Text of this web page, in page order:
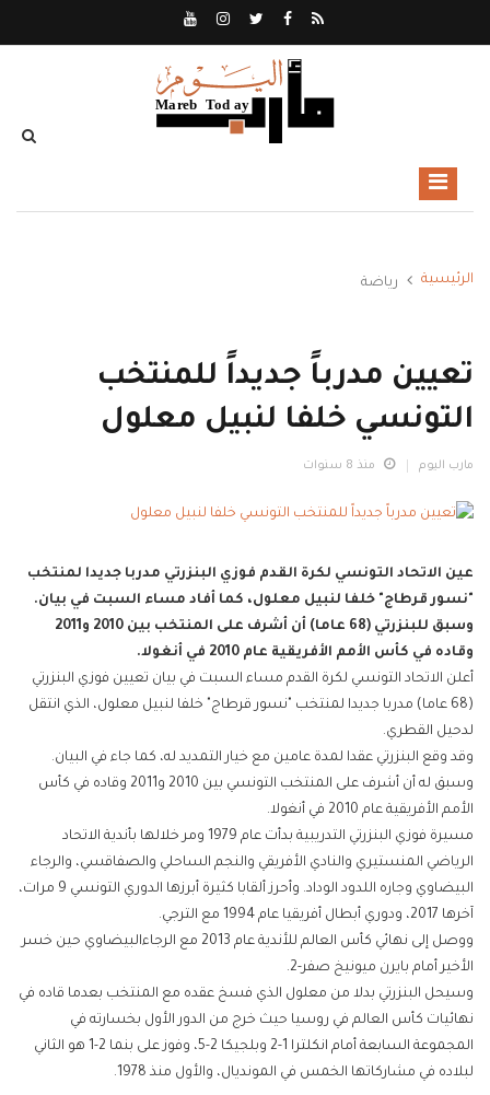
الرئيسية رياضة
تعيين مدرباً جديداً للمنتخب
التونسي خلفا لنبيل معلول
مارب اليوم منذ 8 سنوات
عين الاتحاد التونسي لكرة القدم فوزي البنزرتي مدربا جديدا لمنتخب
"نسور قرطاج" خلفا لنبيل معلول، كما أفاد مساء السبت في بيان.
وسبق للبنزرتي (68 عاما) أن أشرف على المنتخب بين 2010 و2011
وقاده في كأس الأمم الأفريقية عام 2010 في أنغولا.
أعلن الاتحاد التونسي لكرة القدم مساء السبت في بيان تعيين فوزي البنزرتي
(68 عاما) مدربا جديدا لمنتخب "نسور قرطاج" خلفا لنبيل معلول، الذي انتقل
لدحيل القطري.
وقد وقع البنزرتي عقدا لمدة عامين مع خيار التمديد له، كما جاء في البيان.
وسبق له أن أشرف على المنتخب التونسي بين 2010 و2011 وقاده في كأس
الأمم الأفريقية عام 2010 في أنغولا.
مسيرة فوزي البنزرتي التدريبية بدأت عام 1979 ومر خلالها بأندية الاتحاد
الرياضي المنستيري والنادي الأفريقي والنجم الساحلي والصفاقسي، والرجاء
البيضاوي وجاره اللدود الوداد. وأحرز ألقابا كثيرة أبرزها الدوري التونسي 9 مرات،
آخرها 2017، ودوري أبطال أفريقيا عام 1994 مع الترجي.
ووصل إلى نهائي كأس العالم للأندية عام 2013 مع الرجاءالبيضاوي حين خسر
الأخير أمام بايرن ميونيخ صفر-2.
وسيحل البنزرتي بدلا من معلول الذي فسخ عقده مع المنتخب بعدما قاده في
نهائيات كأس العالم في روسيا حيث خرج من الدور الأول بخسارته في
المجموعة السابعة أمام انكلترا 1-2 وبلجيكا 2-5، وفوز على بنما 2-1 هو الثاني
لبلاده في مشاركاتها الخمس في المونديال، والأول منذ 1978.